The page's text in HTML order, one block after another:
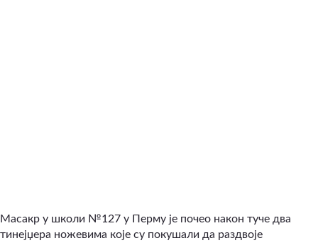
Масакр у школи №127 у Перму је почео након туче два
тинејџера ножевима које су покушали да раздвоје